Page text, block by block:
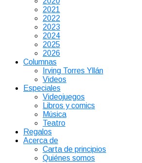
2021
2022
2023
2024
2025
2026
Columnas
Irving Torres Yllán
Videos
Especiales
Videojuegos
Libros y comics
Música
Teatro
Regalos
Acerca de
Carta de principios
Quiénes somos